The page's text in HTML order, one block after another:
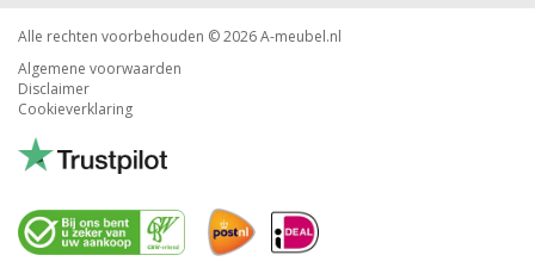
Alle rechten voorbehouden © 2026A-meubel.nl
Algemene voorwaarden
Disclaimer
Cookieverklaring